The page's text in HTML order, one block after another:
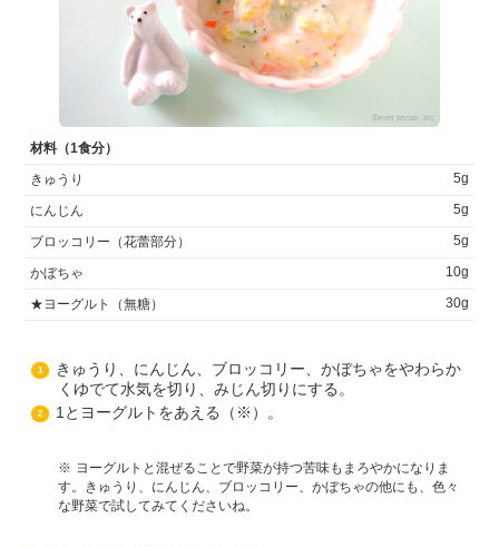
材料（1食分）
きゅうり
5g
にんじん 5g
ブロッコリー（花蕾部分） 5g
かぼちゃ 10g
★ヨーグルト（無糖） 30g
1
きゅうり、にんじん、ブロッコリー、かぼちゃをやわらか
くゆでて水気を切り、みじん切りにする。
2 1とヨーグルトをあえる（※）。
ヨーグルトと混ぜることで野菜が持つ苦味もまろやかになりま
す。きゅうり、にんじん、ブロッコリー、かぼちゃの他にも、色々
な野菜で試してみてくださいね。